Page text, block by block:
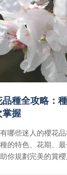
種全攻略：
掌握
哪些迷人的櫻花
的特色、花期、
你規劃完美的賞